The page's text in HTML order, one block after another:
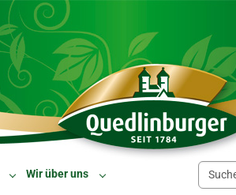
Submenu for "Gartenwelt"
Wir über uns Submenu for "Wir über uns"